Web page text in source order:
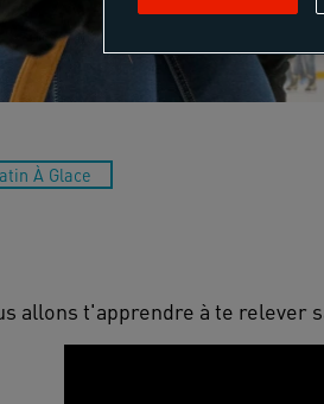
À Glace
allons t'apprendre à te relever